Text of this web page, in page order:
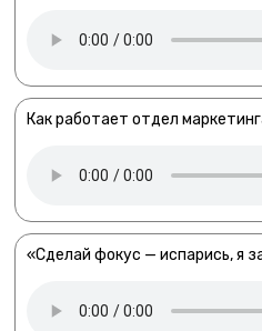
Как работает отдел
«Сделай фокус — испарись, я